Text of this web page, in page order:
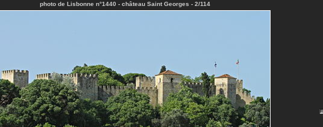
photo de Lisbonne n°1440 - château Saint Georges - 2/114